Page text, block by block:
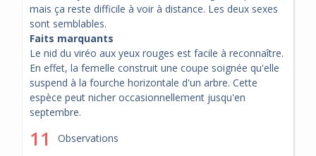
mais ça reste difficile à voir à distance. Les deux sexes
sont semblables.
Faits marquants
Le nid du viréo aux yeux rouges est facile à reconnaître.
En effet, la femelle construit une coupe soignée qu'elle
suspend à la fourche horizontale d'un arbre. Cette
espèce peut nicher occasionnellement jusqu'en
septembre.
11 Observations